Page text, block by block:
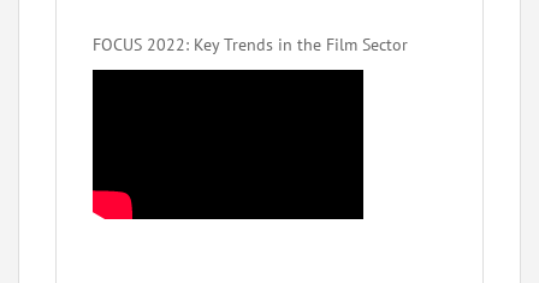
FOCUS 2022: Key Trends in the Film Sector